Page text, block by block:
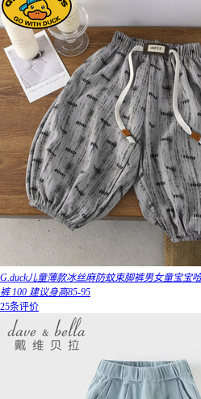
G.duck儿童薄款冰丝麻防蚊束脚裤男女童宝宝
裤 100 建议身高85-95
25条评价